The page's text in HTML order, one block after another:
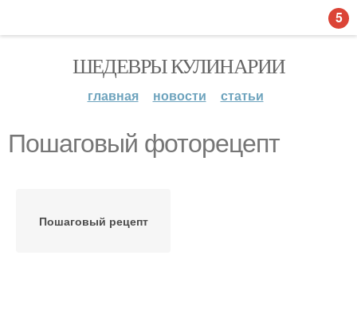
ШЕДЕВРЫ КУЛИНАРИИ
главная новости статьи
Пошаговый фоторецепт
Пошаговый рецепт
5